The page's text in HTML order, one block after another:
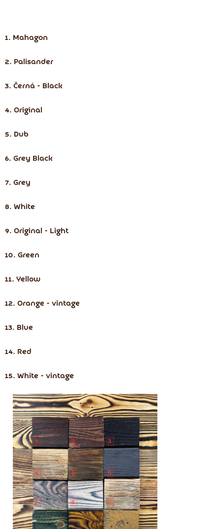
1. Mahagon
2. Palisander
3. Černá - Black
4. Original
5. Dub
6. Grey Black
7. Grey
8. White
9. Original - Light
10. Green
11. Yellow
12. Orange - vintage
13. Blue
14. Red
15. White - vintage